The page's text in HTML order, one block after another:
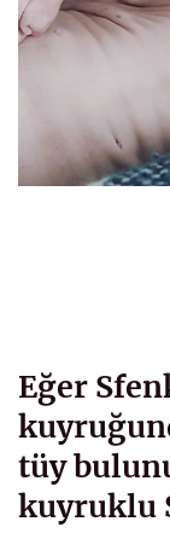
Eğer
tüy
kuyruklu